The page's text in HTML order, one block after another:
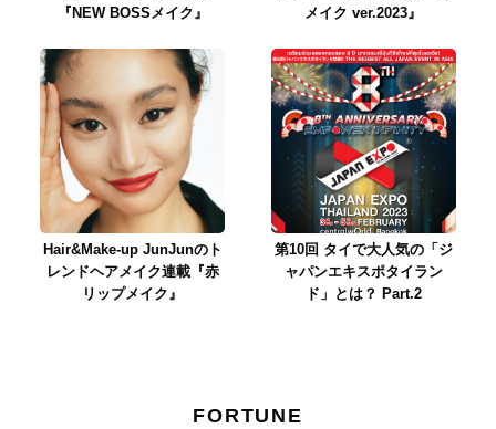
『NEW BOSSメイク』
メイク ver.2023』
Hair&Make-up JunJunのト
レンドヘアメイク連載『赤
リップメイク』
第10回 タイで大人気の「ジ
ャパンエキスポタイラン
ド」とは？ Part.2
FORTUNE